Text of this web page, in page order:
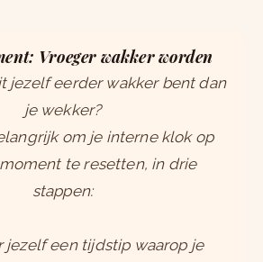
Vroeger wakker worden
jezelf eerder wakker bent dan
je wekker?
om je interne klok op
te resetten, in drie
stappen:
jezelf een tijdstip waarop je